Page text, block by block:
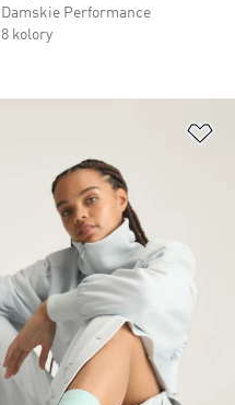
Damskie Performance
8 kolory